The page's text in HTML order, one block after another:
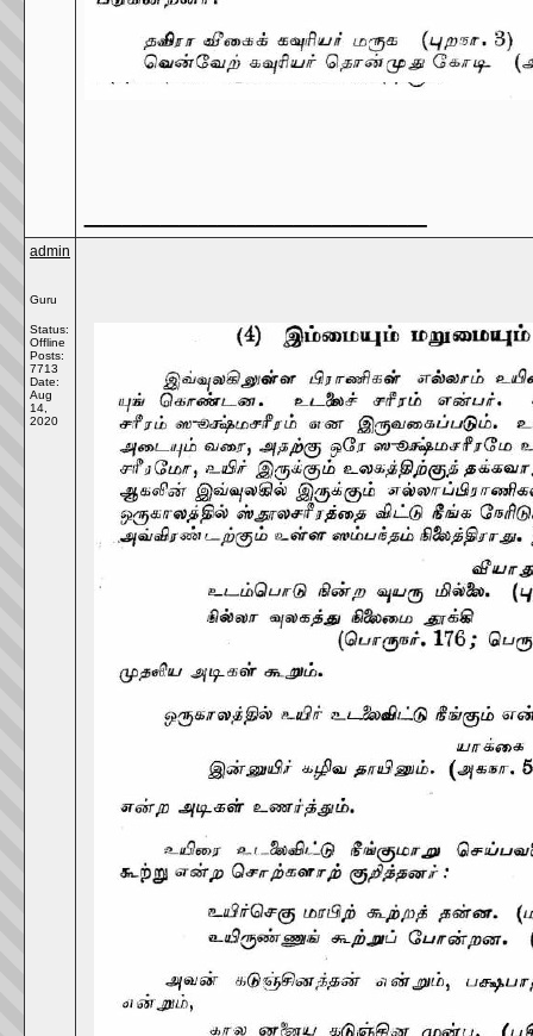
admin
Guru
Status:
Offline
Posts:
7713
Date:
Aug
14,
2020